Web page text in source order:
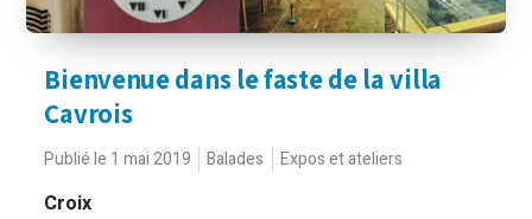
Bienvenue dans le faste de la villa
Cavrois
Publié le 1 mai 2019 Balades Expos et ateliers
Croix